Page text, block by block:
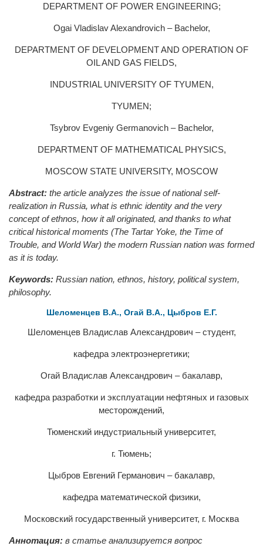
DEPARTMENT OF POWER ENGINEERING;
Ogai Vladislav Alexandrovich – Bachelor,
DEPARTMENT OF DEVELOPMENT AND OPERATION OF
OIL AND GAS FIELDS,
INDUSTRIAL UNIVERSITY OF TYUMEN,
TYUMEN;
Tsybrov Evgeniy Germanovich – Bachelor,
DEPARTMENT OF MATHEMATICAL PHYSICS,
MOSCOW STATE UNIVERSITY, MOSCOW
Abstract: the article analyzes the issue of national self-
realization in Russia, what is ethnic identity and the very
concept of ethnos, how it all originated, and thanks to what
critical historical moments (The Tartar Yoke, the Time of
Trouble, and World War) the modern Russian nation was formed
as it is today.
Keywords: Russian nation, ethnos, history, political system,
philosophy.
Шеломенцев В.А., Огай В.А., Цыбров Е.Г.
Шеломенцев Владислав Александрович – студент,
кафедра электроэнергетики;
Огай Владислав Александрович – бакалавр,
кафедра разработки и эксплуатации нефтяных и газовых
месторождений,
Тюменский индустриальный университет,
г. Тюмень;
Цыбров Евгений Германович – бакалавр,
кафедра математической физики,
Московский государственный университет, г. Москва
Аннотация: в статье анализируется вопрос